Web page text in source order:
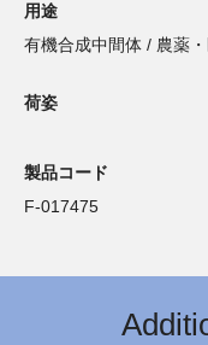
用途
有機合成中間体 / 農薬
荷姿
製品コード
F-017475